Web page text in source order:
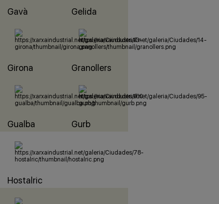
Gavà Gelida
Girona Granollers
Gualba Gurb
Hostalric